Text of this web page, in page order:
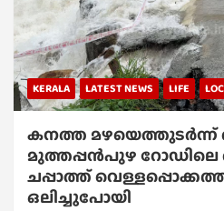
KERALA LATEST NEWS LIFE
കനത്ത മഴയെത്തുടർന്ന്
മുത്തപ്പൻപുഴ റോഡിലെ
ചപ്പാത്ത്
ഒലിച്ചുപോയി